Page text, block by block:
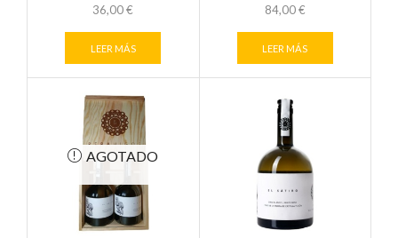
36,00€
LEER MÁS
84,00€
LEER MÁS
AGOTADO